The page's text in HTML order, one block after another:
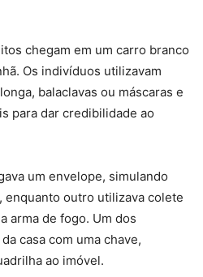
chegam em um carro branco
Os indivíduos utilizavam
balaclavas ou máscaras e
para dar credibilidade ao
um envelope, simulando
enquanto outro utilizava colete
arma de fogo. Um dos
casa com uma chave,
ao imóvel.